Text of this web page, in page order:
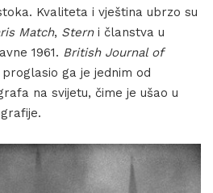
Kvaliteta i vještina ubrzo su
Match, Sterni članstva u
1961. British Journal of
ga je jednim od
na svijetu, čime je ušao u